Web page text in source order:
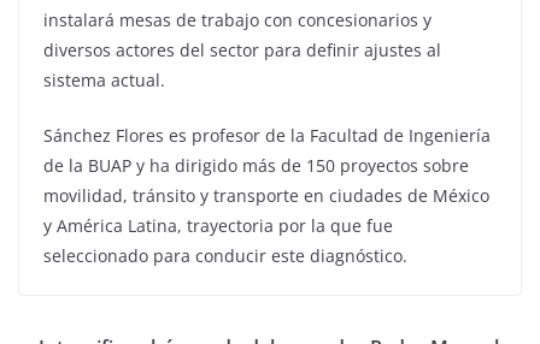
instalará mesas de trabajo con concesionarios y
diversos actores del sector para definir ajustes al
sistema actual.
Sánchez Flores es profesor de la Facultad de Ingeniería
de la BUAP y ha dirigido más de 150 proyectos sobre
movilidad, tránsito y transporte en ciudades de México
y América Latina, trayectoria por la que fue
seleccionado para conducir este diagnóstico.